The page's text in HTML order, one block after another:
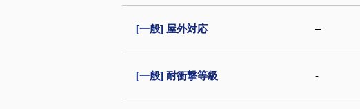
[一般] 屋外対応 –
[一般] 耐衝撃等級 -